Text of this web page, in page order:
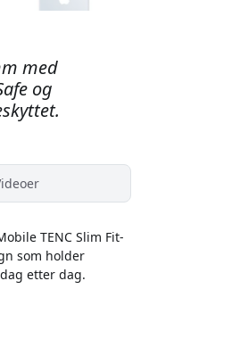
med
og
TENC Slim Fit-
som holder
etter dag.